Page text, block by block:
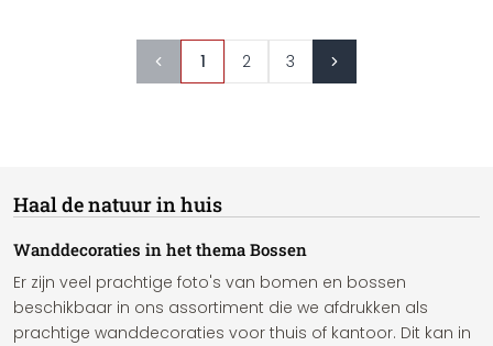
1 2 3
Haal de natuur in huis
Wanddecoraties in het thema Bossen
Er zijn veel prachtige foto's van bomen en bossen
beschikbaar in ons assortiment die we afdrukken als
prachtige wanddecoraties voor thuis of kantoor. Dit kan in